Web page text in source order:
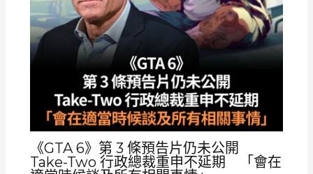
《GTA 6》第 3 條預告片仍未公開
Take-Two 行政總裁重申不延期 「會在